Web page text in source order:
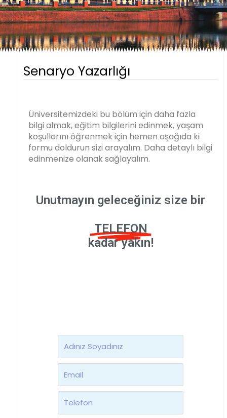
Senaryo Yazarlığı
Üniversitemizdeki bu bölüm için daha fazla
bilgi almak, eğitim bilgilerini edinmek, yaşam
koşullarını öğrenmek için hemen aşağıda ki
formu doldurun sizi arayalım. Daha detaylı bilgi
edinmenize olanak sağlayalım.
Unutmayın geleceğiniz size bir
TELEFON
kadar yakın!
Ad
Soyad
Email
Telefon